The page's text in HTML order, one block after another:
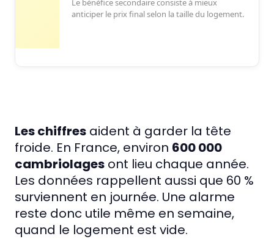
Le bénéfice secondaire consiste à mieux
anticiper le prix final selon la taille du logement.
Les chiffres aident à garder la tête
froide. En France, environ 600 000
cambriolages ont lieu chaque année.
Les données rappellent aussi que 60 %
surviennent en journée. Une alarme
reste donc utile même en semaine,
quand le logement est vide.